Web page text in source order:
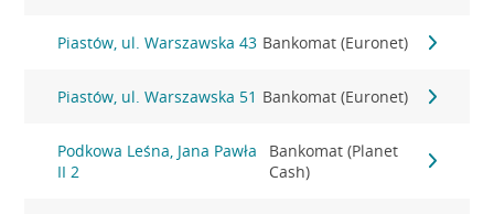
Piastów, ul. Warszawska 43 Bankomat (Euronet)
Piastów, ul. Warszawska 51 Bankomat (Euronet)
Podkowa Leśna, Jana Pawła
II 2
Bankomat (Planet
Cash)